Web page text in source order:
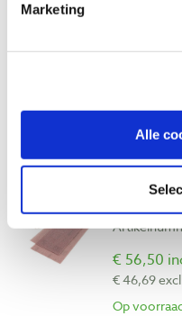
Marketing
Alle
€ 14,55
Mirka
mm
€ 56,50
€ 46,69
Op